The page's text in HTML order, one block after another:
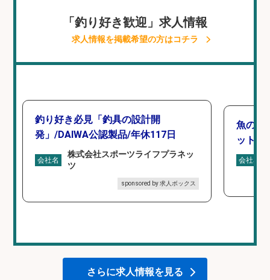
「釣り好き歓迎」求人情報
求人情報を掲載希望の方はコチラ
釣り好き必見「釣具の設計開
発」/DAIWA公認製品/年休117日
会社名
株式会社スポーツライフプラネッ
ツ
sponsored by 求人ボックス
魚の「
ットを
会社名
さらに求人情報を見る